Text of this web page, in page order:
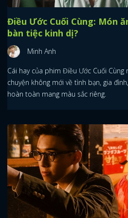
Điều Ước Cuối Cùng: Món
bàn tiệc kinh dị?
Minh Anh
Cái hay của phim Điều Ước Cuối
chuyện không mới về tình bạn, gia
hoàn toàn mang màu sắc riêng.